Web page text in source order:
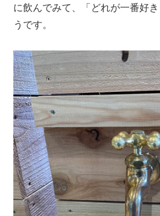
に飲んでみて、「どれが一番好
うです。